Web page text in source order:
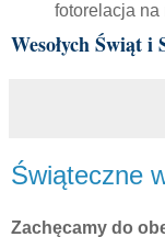
fotorelacja na
Wesołych Świąt i
Świąteczne
Zachęcamy do